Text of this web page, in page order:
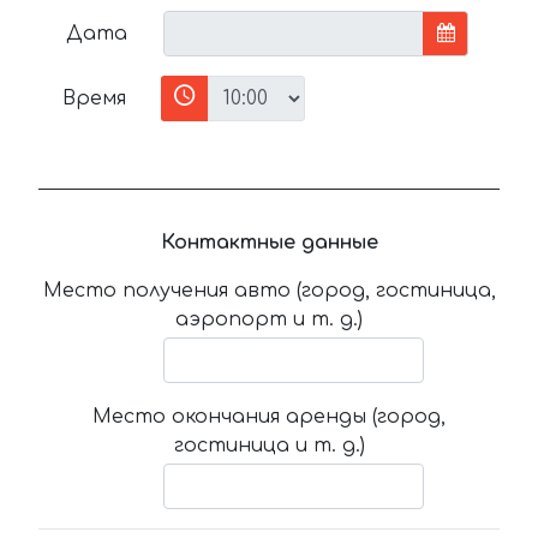
Дата
Время
Контактные данные
Место получения авто (город, гостиница,
аэропорт и т. д.)
Место окончания аренды (город,
гостиница и т. д.)